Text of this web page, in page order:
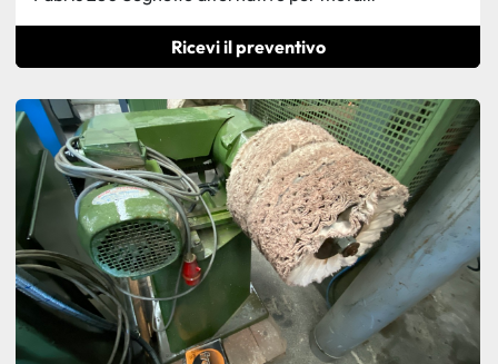
Ricevi il preventivo